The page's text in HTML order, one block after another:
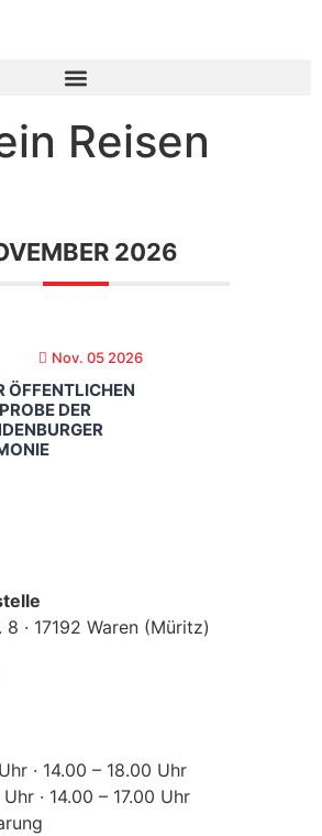
Reisen
2026
Nov. 05 2026
ÖFFENTLICHEN
DER
· 17192 Waren (Müritz)
· 14.00 – 18.00 Uhr
· 14.00 – 17.00 Uhr